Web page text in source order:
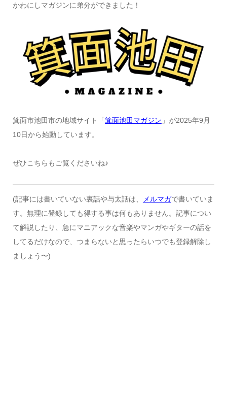
かわにしマガジンに弟分ができました！
箕面市池田市の地域サイト「 箕面池田マガジン 」が2025年9月
10日から始動しています。
ぜひこちらもご覧くださいね♪
(記事には書いていない裏話や与太話は、 メルマガで書いていま
す。無理に登録しても得する事は何もありません。記事につい
て解説したり、急にマニアックな音楽やマンガやギターの話を
してるだけなので、つまらないと思ったらいつでも登録解除し
ましょう〜)